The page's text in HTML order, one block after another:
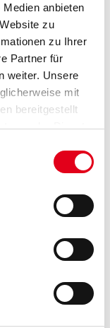
anbieten
zu
zu Ihrer
Partner für
weiter. Unsere
mit
bereitgestellt
der Dienste